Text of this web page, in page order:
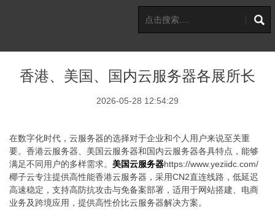
香港、美国、国内云服务器各展所长
2026-05-28 12:54:29
在数字化时代，云服务器的选择对于企业和个人用户来说至关重
要。香港云服务器、美国云服务器和国内云服务器各具特点，能够
满足不同用户的多样需求。 美国云服务器https://www.yeziidc.com/
椰子云专注提供高性能香港云服务器，采用CN2直连线路，低延迟
高速稳定，支持高防抗攻击与免备案部署，适用于网站搭建、电商
业务及跨境应用，提供高性价比云服务器解决方案。